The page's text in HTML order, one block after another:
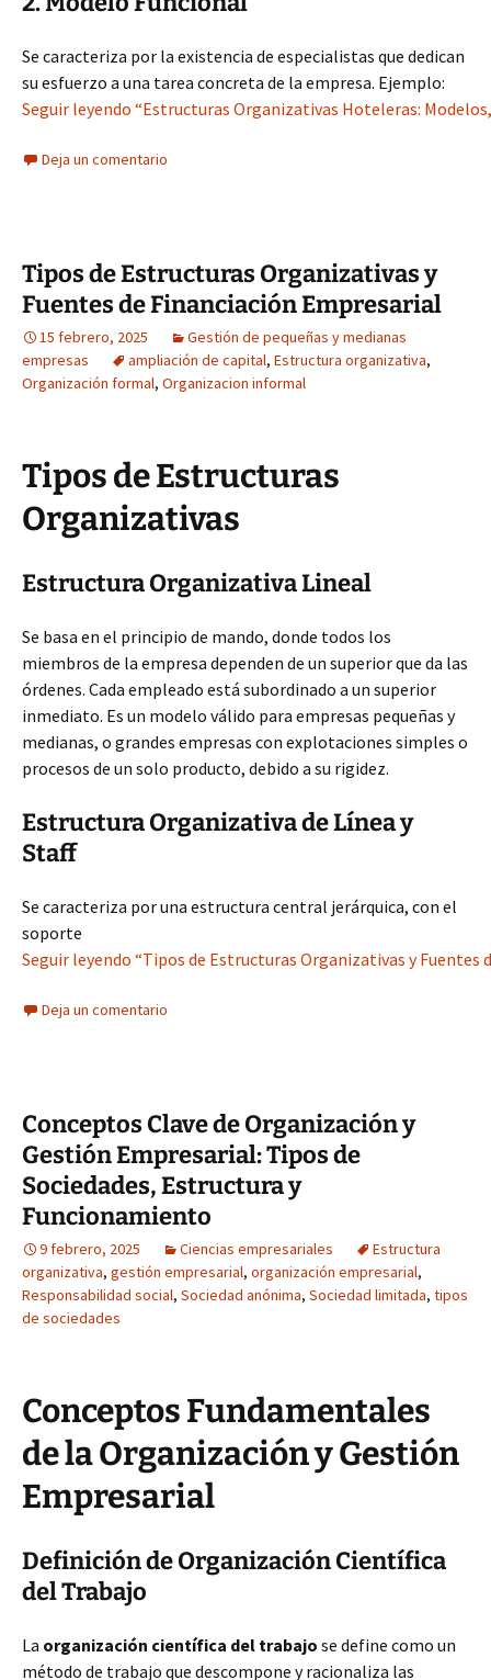
Se caracteriza por la existencia de especialistas que dedican
su esfuerzo a una tarea concreta de la empresa. Ejemplo:
Seguir leyendo “Estructuras Organizativas Hoteleras:
Deja un comentario
Tipos de Estructuras Organizativas y
Fuentes de Financiación Empresarial
15 febrero, 2025
Gestión de pequeñas y medianas
empresas
ampliación de capital, Estructura organizativa,
Organización formal, Organizacion informal
Tipos de Estructuras
Organizativas
Estructura Organizativa Lineal
Se basa en el principio de mando, donde todos los
miembros de la empresa dependen de un superior que da las
órdenes. Cada empleado está subordinado a un superior
inmediato. Es un modelo válido para empresas pequeñas y
medianas, o grandes empresas con explotaciones simples o
procesos de un solo producto, debido a su rigidez.
Estructura Organizativa de Línea y
Staff
Se caracteriza por una estructura central jerárquica, con el
soporte
Seguir leyendo “Tipos de Estructuras Organizativas y Fuentes
Deja un comentario
Conceptos Clave de Organización y
Gestión Empresarial: Tipos de
Sociedades, Estructura y
Funcionamiento
9 febrero, 2025 Ciencias empresariales
Estructura
organizativa, gestión empresarial, organización empresarial,
Responsabilidad social, Sociedad anónima, Sociedad limitada, tipos
de sociedades
Conceptos Fundamentales
de la Organización y Gestión
Empresarial
Definición de Organización Científica
del Trabajo
La organización científica del trabajo se define como un
método de trabajo que descompone y racionaliza las